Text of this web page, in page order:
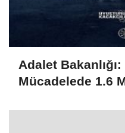
Adalet Bakanlığı:
Mücadelede 1.6